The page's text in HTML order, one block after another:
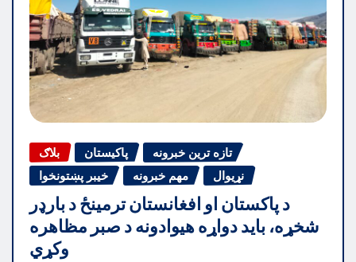
بلاګ پاکیستان
تازه ترین خبرونه
خیبر پښتونخوا
مهم خبرونه نړیوال
د پاکستان او افغانستان ترمینځ د بارډر
شخړه، باید دواړه هیوادونه د صبر مظاهره
وکړي